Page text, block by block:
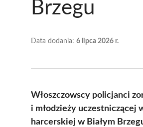
Brzegu
Data dodania: 6 lipca 2026 r.
Włoszczowscy policjanci
i młodzieży uczestniczącej
harcerskiej w Białym